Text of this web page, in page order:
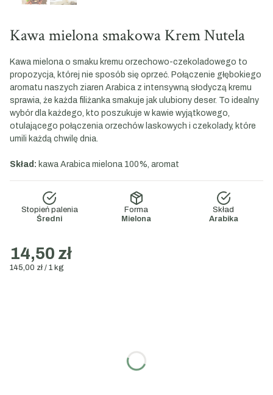
Kawa mielona smakowa Krem Nutela
Kawa mielona o smaku kremu orzechowo-czekoladowego to
propozycja, której nie sposób się oprzeć. Połączenie głębokiego
aromatu naszych ziaren Arabica z intensywną słodyczą kremu
sprawia, że każda filiżanka smakuje jak ulubiony deser. To idealny
wybór dla każdego, kto poszukuje w kawie wyjątkowego,
otulającego połączenia orzechów laskowych i czekolady, które
umili każdą chwilę dnia.
Skład: kawa Arabica mielona 100%, aromat
Stopień palenia
Średni
Forma
Mielona
Skład
Arabika
14,50 zł
145,00 zł / 1 kg